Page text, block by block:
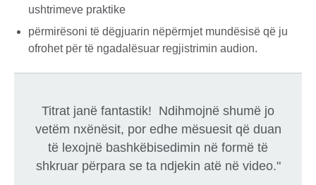
ushtrimeve praktike
përmirësoni të dëgjuarin nëpërmjet mundësisë që ju
ofrohet për të ngadalësuar regjistrimin audion.
Titrat janë fantastik! Ndihmojnë shumë jo
vetëm nxënësit, por edhe mësuesit që duan
të lexojnë bashkëbisedimin në formë të
shkruar përpara se ta ndjekin atë në video."